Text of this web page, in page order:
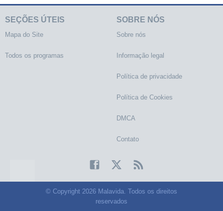
SEÇÕES ÚTEIS
Mapa do Site
Todos os programas
SOBRE NÓS
Sobre nós
Informação legal
Política de privacidade
Política de Cookies
DMCA
Contato
© Copyright 2026 Malavida. Todos os direitos
reservados